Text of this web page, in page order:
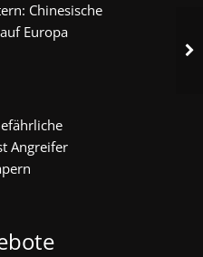
Chinesische
Europa
Angreifer